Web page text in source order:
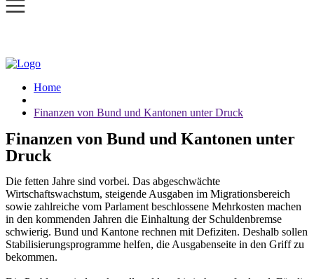
Home
Finanzen von Bund und Kantonen unter Druck
Finanzen von Bund und Kantonen unter
Druck
Die fetten Jahre sind vorbei. Das abgeschwächte
Wirtschaftswachstum, steigende Ausgaben im Migrationsbereich
sowie zahlreiche vom Parlament beschlossene Mehrkosten machen
in den kommenden Jahren die Einhaltung der Schuldenbremse
schwierig. Bund und Kantone rechnen mit Defiziten. Deshalb sollen
Stabilisierungsprogramme helfen, die Ausgabenseite in den Griff zu
bekommen.